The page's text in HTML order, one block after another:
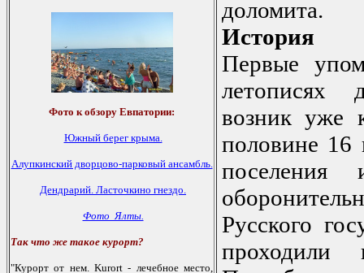
Фото к обзору Евпатории:
Южный берег крыма.
Алупкинский дворцово-парковый ансамбль.
Дендрарий. Ласточкино гнездо.
Фото Ялты.
Так что же такое курорт?
"Курoрт oт нем. Kurort - лечебнoе местo,
доломита.
История
Первые
летописях
возник уже
половине 16
поселения
Русского